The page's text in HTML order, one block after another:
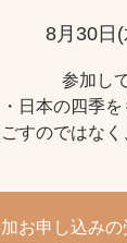
8月30日(
参加し
・日本の四季
ごすのではな
お申し込みの